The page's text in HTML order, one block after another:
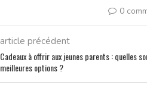
0
article précédent
Cadeaux à offrir aux jeunes parents : quelles
meilleures options ?